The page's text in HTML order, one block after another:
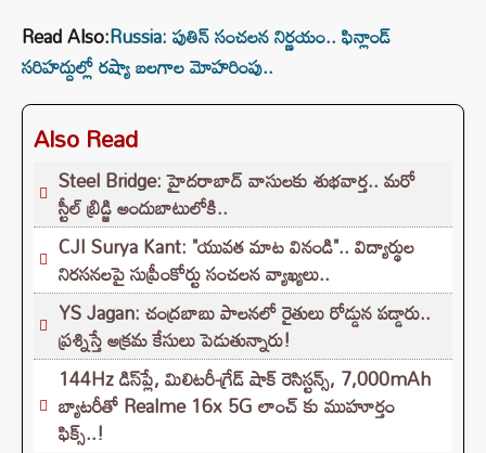
Read Also:Russia: పుతిన్ సంచలన నిర్ణయం.. ఫిన్లాండ్
సరిహద్దుల్లో రష్యా బలగాల మోహరింపు..
Also Read
Steel Bridge: హైదరాబాద్ వాసులకు శుభవార్త.. మరో
స్టీల్ బ్రిడ్జి అందుబాటులోకి..
CJI Surya Kant: "యువత మాట వినండి".. విద్యార్థుల
నిరసనలపై సుప్రీంకోర్టు సంచలన వ్యాఖ్యలు..
YS Jagan: చంద్రబాబు పాలనలో రైతులు రోడ్డున పడ్డారు..
ప్రశ్నిస్తే అక్రమ కేసులు పెడుతున్నారు!
144Hz డిస్‌ప్లే, మిలిటరీ-గ్రేడ్ షాక్ రెసిస్టన్స్, 7,000mAh
బ్యాటరీతో Realme 16x 5G లాంచ్ కు ముహూర్తం
ఫిక్స్..!